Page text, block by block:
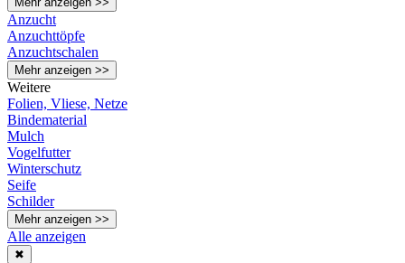
Anzucht
Anzuchttöpfe
Anzuchtschalen
Mehr anzeigen >>
Weitere
Folien, Vliese, Netze
Bindematerial
Mulch
Vogelfutter
Winterschutz
Seife
Schilder
Mehr anzeigen >>
Alle anzeigen
✖